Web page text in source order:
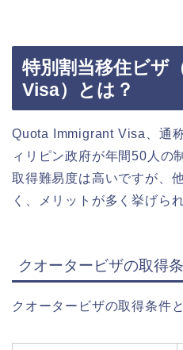
特別割当移住ビザ
Visa）とは？
Quota Immigrant Visa、通
ィリピン政府が年間50人の
取得難易度は高いですが、
く、メリットが多く挙げられ
クオータービザの取得
クオータービザの取得条件